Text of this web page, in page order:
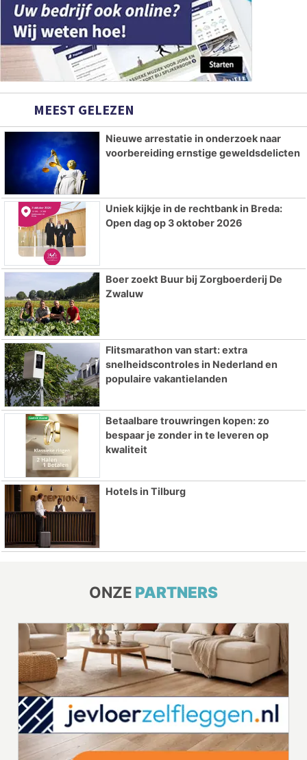
MEEST GELEZEN
Nieuwe arrestatie in onderzoek naar
voorbereiding ernstige geweldsdelicten
Uniek kijkje in de rechtbank in Breda:
Open dag op 3 oktober 2026
Boer zoekt Buur bij Zorgboerderij De
Zwaluw
Flitsmarathon van start: extra
snelheidscontroles in Nederland en
populaire vakantielanden
Betaalbare trouwringen kopen: zo
bespaar je zonder in te leveren op
kwaliteit
Hotels in Tilburg
ONZE PARTNERS